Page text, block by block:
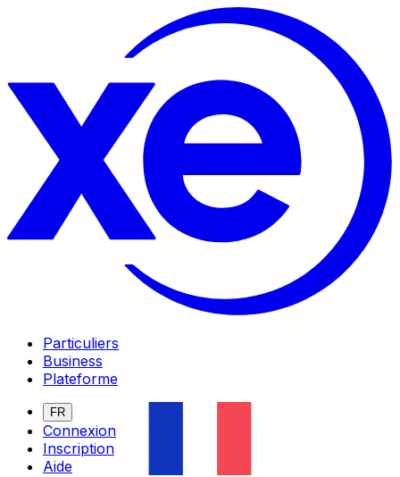
Particuliers
Business
Plateforme
FR
Connexion
Inscription
Aide